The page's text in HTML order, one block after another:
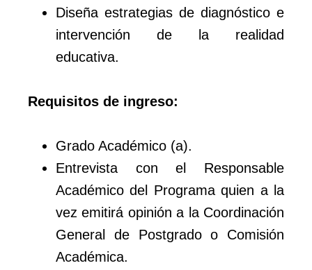
Diseña estrategias de diagnóstico e
intervención de la realidad
educativa.
Requisitos de ingreso:
Grado Académico (a).
Entrevista con el Responsable
Académico del Programa quien a la
vez emitirá opinión a la Coordinación
General de Postgrado o Comisión
Académica.